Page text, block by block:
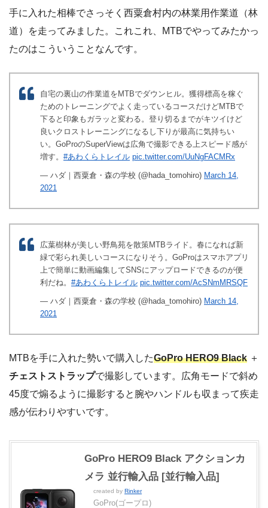
手に入れた相棒でさっそく西粟倉村内の林業用作業道（林
道）を走ってみました。これこれ、MTBでやってみたかっ
たのはこういうことなんです。
自宅の裏山の作業道をMTBでダウンヒル。獲得標高を稼ぐ
ためのトレーニングでよく走っているコースだけどMTBで
下ると印象もガラッと変わる。登り切るまでがキツイけど
良いクロストレーニングになるし下りが最高に気持ちい
い。GoProのSuperViewは広角で撮影できる上スピード感が
増す。 #あわくらトレイル pic.twitter.com/UuNgFACMRx
— ハダ｜西粟倉・森の学校 (@hada_tomohiro) March 14,
2021
広葉樹林が美しい野鳥苑を散策MTBライド。春になれば新
緑で彩られ美しいコースになりそう。GoProはスマホアプリ
上で簡単に動画編集してSNSにアップロードできるのが便
利だね。 #あわくらトレイル pic.twitter.com/AcSNmMRSQF
— ハダ｜西粟倉・森の学校 (@hada_tomohiro) March 14,
2021
MTBを手に入れた勢いで購入したGoPro HERO9 Black ＋
チェストストラップで撮影しています。広角モードで斜め
45度で煽るように撮影すると腕やハンドルも収まって疾走
感が伝わりやすいです。
GoPro HERO9 Black アクションカ
メラ 並行輸入品 [並行輸入品]
created by Rinker
GoPro(ゴープロ)